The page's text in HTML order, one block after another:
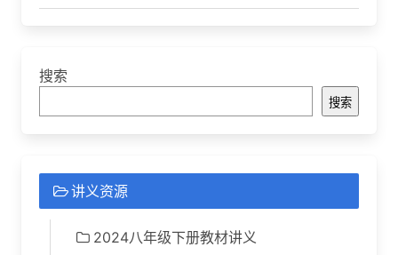
搜索
搜索
讲义资源
2024八年级下册教材讲义